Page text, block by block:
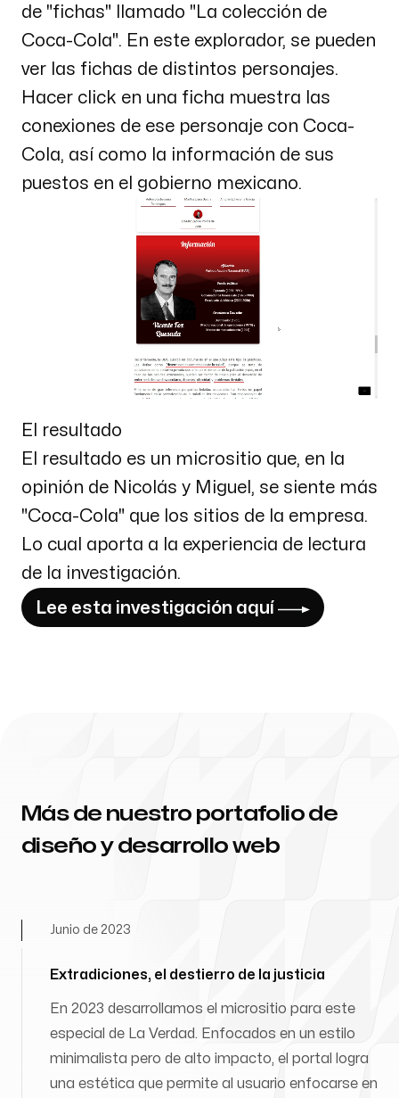
de "fichas" llamado "La colección de
Coca-Cola". En este explorador, se pueden
ver las fichas de distintos personajes.
Hacer click en una ficha muestra las
conexiones de ese personaje con Coca-
Cola, así como la información de sus
puestos en el gobierno mexicano.
El resultado
El resultado es un micrositio que, en la
opinión de Nicolás y Miguel, se siente más
"Coca-Cola" que los sitios de la empresa.
Lo cual aporta a la experiencia de lectura
de la investigación.
Lee esta investigación aquí
Más de nuestro portafolio de
diseño y desarrollo web
Extradiciones, el destierro de la justicia
Junio de 2023
En 2023 desarrollamos el micrositio para este
especial de La Verdad. Enfocados en un estilo
minimalista pero de alto impacto, el portal logra
una estética que permite al usuario enfocarse en